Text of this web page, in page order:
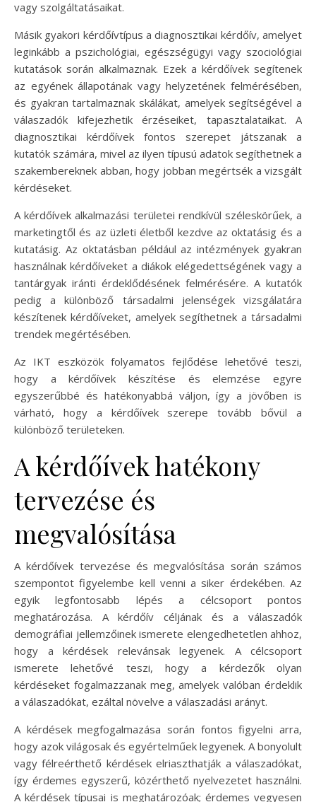
vagy szolgáltatásaikat.
Másik gyakori kérdőívtípus a diagnosztikai kérdőív, amelyet
leginkább a pszichológiai, egészségügyi vagy szociológiai
kutatások során alkalmaznak. Ezek a kérdőívek segítenek
az egyének állapotának vagy helyzetének felmérésében,
és gyakran tartalmaznak skálákat, amelyek segítségével a
válaszadók kifejezhetik érzéseiket, tapasztalataikat. A
diagnosztikai kérdőívek fontos szerepet játszanak a
kutatók számára, mivel az ilyen típusú adatok segíthetnek a
szakembereknek abban, hogy jobban megértsék a vizsgált
kérdéseket.
A kérdőívek alkalmazási területei rendkívül széleskörűek, a
marketingtől és az üzleti életből kezdve az oktatásig és a
kutatásig. Az oktatásban például az intézmények gyakran
használnak kérdőíveket a diákok elégedettségének vagy a
tantárgyak iránti érdeklődésének felmérésére. A kutatók
pedig a különböző társadalmi jelenségek vizsgálatára
készítenek kérdőíveket, amelyek segíthetnek a társadalmi
trendek megértésében.
Az IKT eszközök folyamatos fejlődése lehetővé teszi,
hogy a kérdőívek készítése és elemzése egyre
egyszerűbbé és hatékonyabbá váljon, így a jövőben is
várható, hogy a kérdőívek szerepe tovább bővül a
különböző területeken.
A kérdőívek hatékony
tervezése és
megvalósítása
A kérdőívek tervezése és megvalósítása során számos
szempontot figyelembe kell venni a siker érdekében. Az
egyik legfontosabb lépés a célcsoport pontos
meghatározása. A kérdőív céljának és a válaszadók
demográfiai jellemzőinek ismerete elengedhetetlen ahhoz,
hogy a kérdések relevánsak legyenek. A célcsoport
ismerete lehetővé teszi, hogy a kérdezők olyan
kérdéseket fogalmazzanak meg, amelyek valóban érdeklik
a válaszadókat, ezáltal növelve a válaszadási arányt.
A kérdések megfogalmazása során fontos figyelni arra,
hogy azok világosak és egyértelműek legyenek. A bonyolult
vagy félreérthető kérdések elriaszthatják a válaszadókat,
így érdemes egyszerű, közérthető nyelvezetet használni.
A kérdések típusai is meghatározóak; érdemes vegyesen